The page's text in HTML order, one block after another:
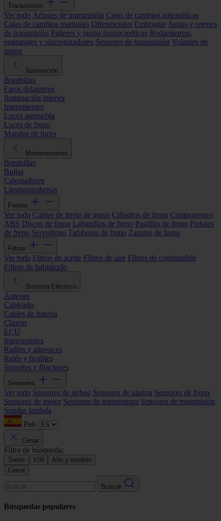
Transmisión
Ver todo Árboles de transmisión Cajas de cambios automáticas
Cajas de cambios manuales Diferenciales Embrague Juntas y retenes
de transmisión Palieres y juntas homocinéticas Rodamientos,
engranajes y sincronizadores Sensores de transmisión Volantes de
motor
Iluminación
Bombillas
Faros delanteros
Iluminación interior
Intermitentes
Luces antiniebla
Luces de freno
Mandos de luces
Mantenimiento
Bombillas
Bujías
Calentadores
Limpiaparabrisas
Frenos
Ver todo Cables de freno de mano Cilindros de freno Componentes
ABS Discos de freno Latiguillos de freno Pastillas de freno Pedales
de freno Servofreno Tambores de freno Zapatas de freno
Filtros
Ver todo Filtros de aceite Filtros de aire Filtros de combustible
Filtros de habitáculo
Sistema Eléctrico
Antenas
Cableado
Cables de batería
Claxon
ECU
Interruptores
Radios y altavoces
Relés y fusibles
Soportes y fijaciones
Sensores
Ver todo Sensores de airbag Sensores de alarma Sensores de freno
Sensores de motor Sensores de temperatura Sensores de transmisión
Sondas lambda
País
Cerrar
Filtro de búsqueda:
Todos VIN
Año y modelo
Cerrar
Buscar
Búsquedas populares